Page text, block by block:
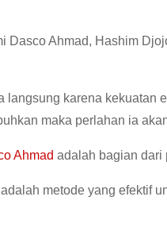
Dasco Ahmad, Hashim
langsung karena kekuatan
maka perlahan ia
Ahmad adalah bagian dari
metode yang efektif